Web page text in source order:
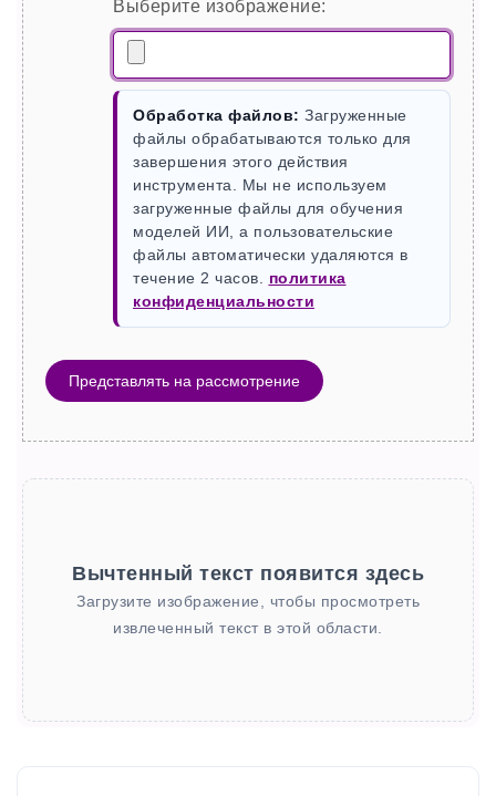
Выберите изображение:
Обработка файлов: Загруженные
файлы обрабатываются только для
завершения этого действия
инструмента. Мы не используем
загруженные файлы для обучения
моделей ИИ, а пользовательские
файлы автоматически удаляются в
течение 2 часов. политика
конфиденциальности
Представлять на рассмотрение
Вычтенный текст появится здесь
Загрузите изображение, чтобы просмотреть
извлеченный текст в этой области.